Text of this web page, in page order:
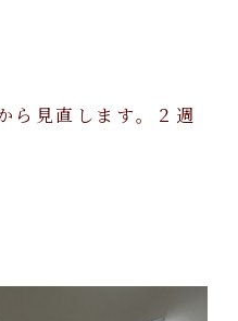
ら見直します。２週